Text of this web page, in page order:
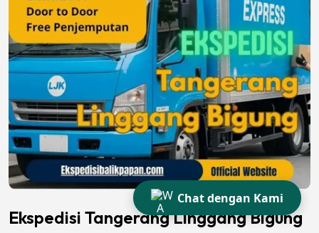
Ekspedisi Tangerang Linggang Bigung
Chat dengan Kami